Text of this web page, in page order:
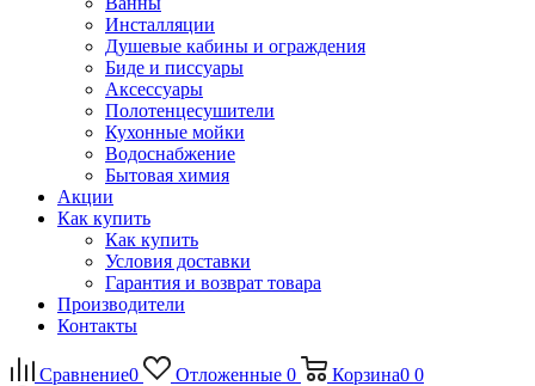
Инсталляции
Душевые кабины и ограждения
Биде и писсуары
Аксессуары
Полотенцесушители
Кухонные мойки
Водоснабжение
Бытовая химия
Акции
Как купить
Как купить
Условия доставки
Гарантия и возврат товара
Производители
Контакты
Сравнение0 Отложенные 0 Корзина0 0